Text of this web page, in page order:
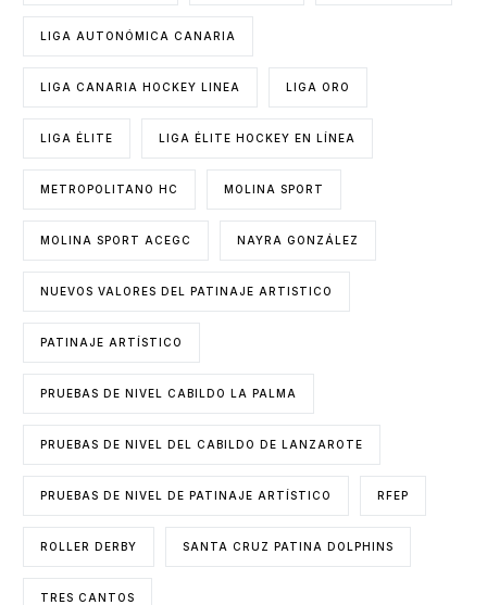
LIGA AUTONÓMICA CANARIA
LIGA CANARIA HOCKEY LINEA LIGA ORO
LIGA ÉLITE LIGA ÉLITE HOCKEY EN LÍNEA
METROPOLITANO HC MOLINA SPORT
MOLINA SPORT ACEGC NAYRA GONZÁLEZ
NUEVOS VALORES DEL PATINAJE ARTISTICO
PATINAJE ARTÍSTICO
PRUEBAS DE NIVEL CABILDO LA PALMA
PRUEBAS DE NIVEL DEL CABILDO DE LANZAROTE
PRUEBAS DE NIVEL DE PATINAJE ARTÍSTICO RFEP
ROLLER DERBY SANTA CRUZ PATINA DOLPHINS
TRES CANTOS